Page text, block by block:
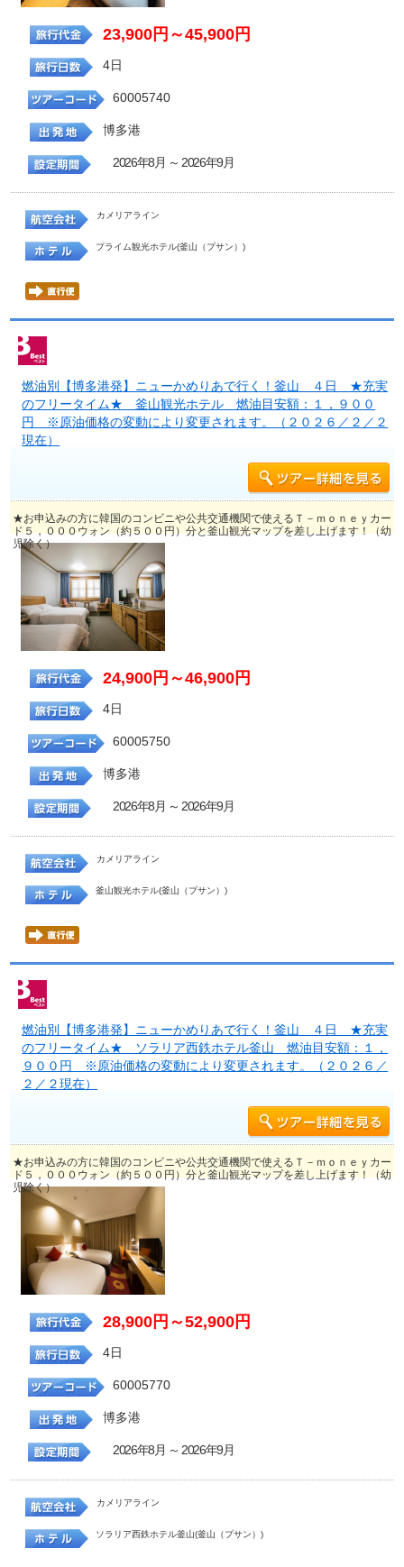
23,900円～45,900円
4日
60005740
博多港
2026年8月 ～ 2026年9月
カメリアライン
プライム観光ホテル(釜山（プサン）)
燃油別【博多港発】ニューかめりあで行く！釜山 ４日 ★充実
のフリータイム★ 釜山観光ホテル 燃油目安額：１，９００
円 ※原油価格の変動により変更されます。（２０２６／２／２
現在）
★お申込みの方に韓国のコンビニや公共交通機関で使えるＴ－ｍｏｎｅｙカー
ド５，０００ウォン（約５００円）分と釜山観光マップを差し上げます！（幼
児除く）
24,900円～46,900円
4日
60005750
博多港
2026年8月 ～ 2026年9月
カメリアライン
釜山観光ホテル(釜山（プサン）)
燃油別【博多港発】ニューかめりあで行く！釜山 ４日 ★充実
のフリータイム★ ソラリア西鉄ホテル釜山 燃油目安額：１，
９００円 ※原油価格の変動により変更されます。（２０２６／
２／２現在）
★お申込みの方に韓国のコンビニや公共交通機関で使えるＴ－ｍｏｎｅｙカー
ド５，０００ウォン（約５００円）分と釜山観光マップを差し上げます！（幼
児除く）
28,900円～52,900円
4日
60005770
博多港
2026年8月 ～ 2026年9月
カメリアライン
ソラリア西鉄ホテル釜山(釜山（プサン）)